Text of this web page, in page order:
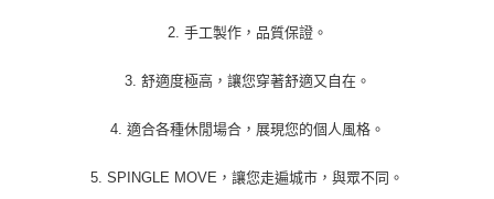
2. 手工製作，品質保證。
3. 舒適度極高，讓您穿著舒適又自在。
4. 適合各種休閒場合，展現您的個人風格。
5. SPINGLE MOVE，讓您走遍城市，與眾不同。